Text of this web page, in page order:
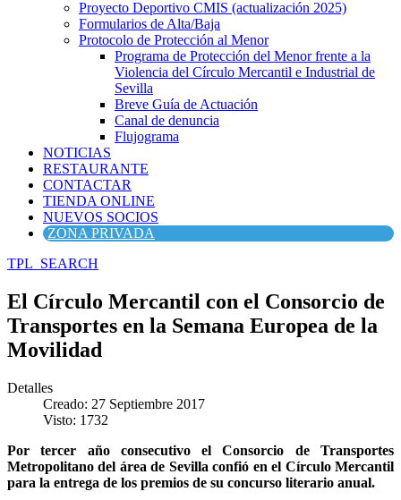
Proyecto Deportivo CMIS (actualización 2025)
Formularios de Alta/Baja
Protocolo de Protección al Menor
Programa de Protección del Menor frente a la
Violencia del Círculo Mercantil e Industrial de
Sevilla
Breve Guía de Actuación
Canal de denuncia
Flujograma
NOTICIAS
RESTAURANTE
CONTACTAR
TIENDA ONLINE
NUEVOS SOCIOS
ZONA PRIVADA
TPL_SEARCH
El Círculo Mercantil con el Consorcio de
Transportes en la Semana Europea de la
Movilidad
Detalles
Creado: 27 Septiembre 2017
Visto: 1732
Por tercer año consecutivo el Consorcio de Transportes
Metropolitano del área de Sevilla confió en el Círculo Mercantil
para la entrega de los premios de su concurso literario anual.